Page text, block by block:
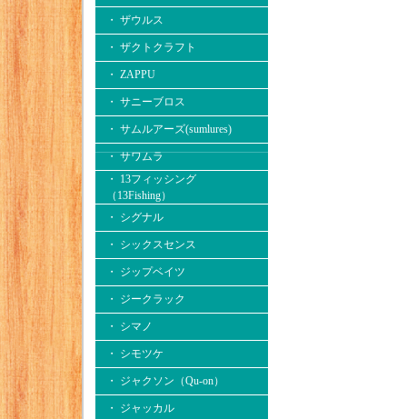
・ ザウルス
・ ザクトクラフト
・ ZAPPU
・ サニーブロス
・ サムルアーズ(sumlures)
・ サワムラ
・ 13フィッシング
（13Fishing）
・ シグナル
・ シックスセンス
・ ジップベイツ
・ ジークラック
・ シマノ
・ シモツケ
・ ジャクソン（Qu-on）
・ ジャッカル